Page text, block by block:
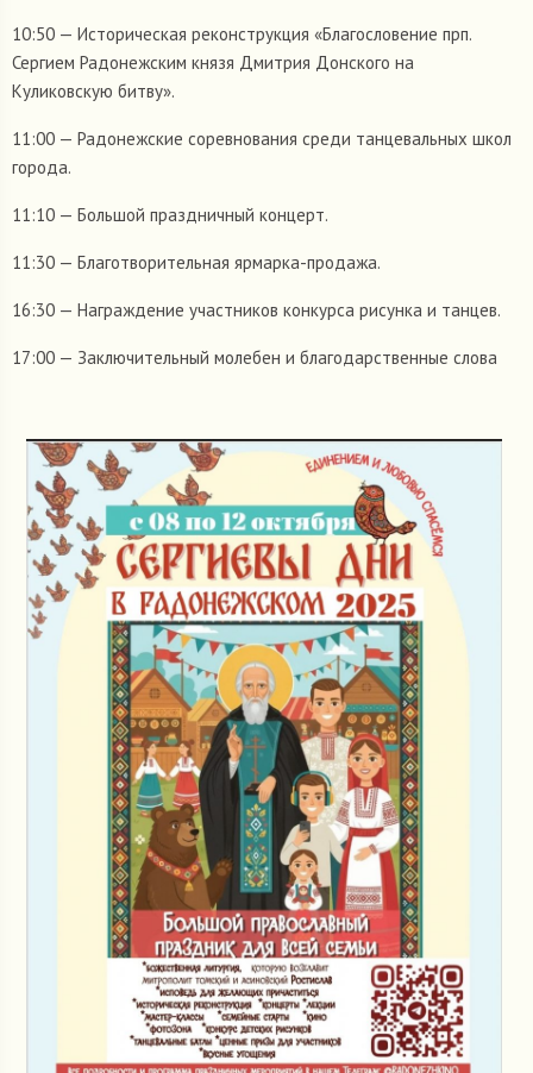
10:50 — Историческая реконструкция «Благословение прп.
Сергием Радонежским князя Дмитрия Донского на
Куликовскую битву».
11:00 — Радонежские соревнования среди танцевальных школ
города.
11:10 — Большой праздничный концерт.
11:30 — Благотворительная ярмарка-продажа.
16:30 — Награждение участников конкурса рисунка и танцев.
17:00 — Заключительный молебен и благодарственные слова